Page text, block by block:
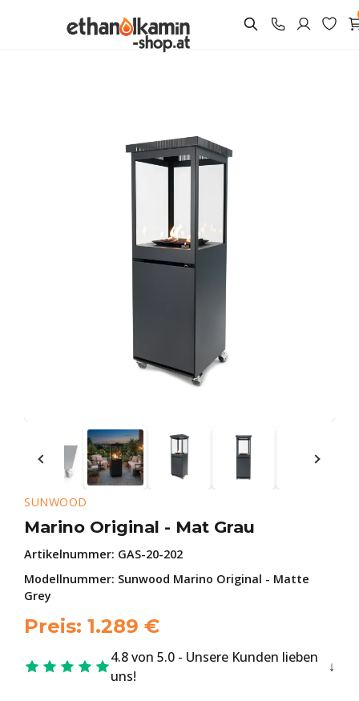
SUNWOOD
Marino Original - Mat Grau
Artikelnummer: GAS-20-202
Modellnummer: Sunwood Marino Original - Matte
Grey
Preis: 1.289 €
4.8 von 5.0 - Unsere Kunden lieben
uns!